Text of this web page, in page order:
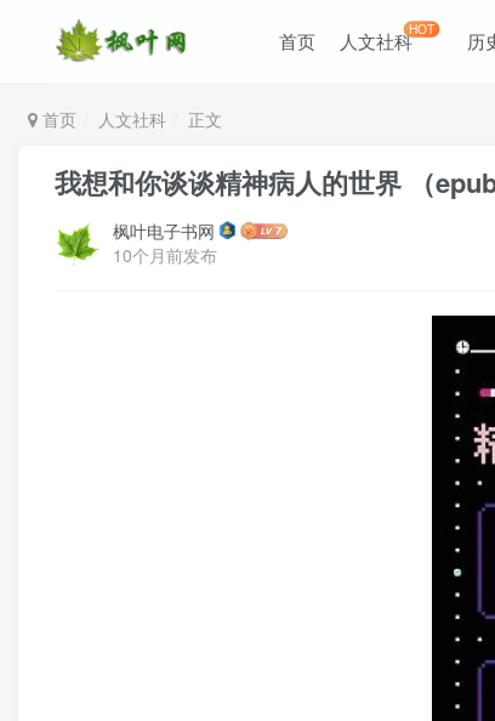
首页 人文社科HOT 历
首页 人文社科 正文
我想和你谈谈精神病人的世界 （
枫叶电子书网
10个月前发布